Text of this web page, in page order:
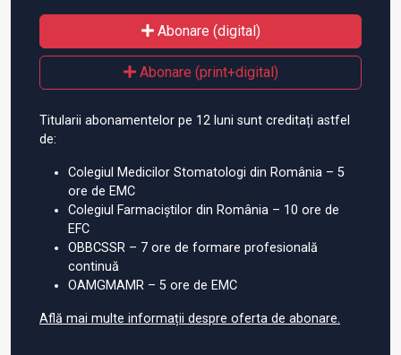
Abonare (digital)
Abonare (print+digital)
Titularii abonamentelor pe 12 luni sunt creditați astfel
de:
Colegiul Medicilor Stomatologi din România – 5
ore de EMC
Colegiul Farmaciștilor din România – 10 ore de
EFC
OBBCSSR – 7 ore de formare profesională
continuă
OAMGMAMR – 5 ore de EMC
Află mai multe informații despre oferta de abonare.